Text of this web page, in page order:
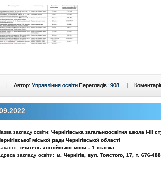
Автор: Управління освіти Переглядів: 908
закладу освіти: Чернігівська загальноосвітня школа І-ІІІ
міської ради Чернігівської області
: вчитель англійської мови - 1 ставка.
закладу освіти: м. Чернігів, вул. Толстого, 17, т. 676-488